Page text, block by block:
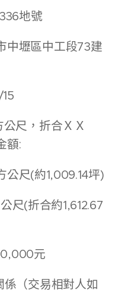
地號
中壢區中工段73建
尺，折合ＸＸ
額:
公尺(約1,009.14坪)
尺(折合約1,612.67
元
係（交易相對人如